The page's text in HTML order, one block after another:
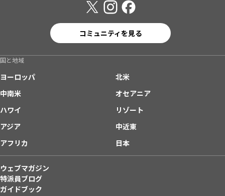
コミュニティを見る
国と地域
ヨーロッパ
北米
中南米
オセアニア
ハワイ
リゾート
アジア
中近東
アフリカ
日本
ウェブマガジン
特派員ブログ
ガイドブック